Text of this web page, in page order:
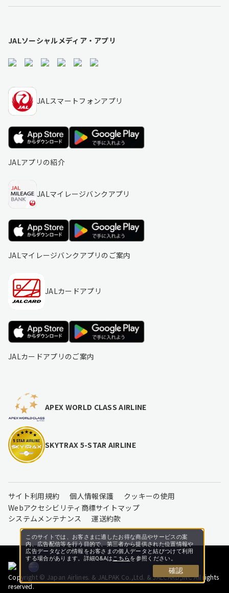
JALソーシャルメディア・アプリ
JALスマートフォンアプリ
JALアプリの紹介
JALマイレージバンクアプリ
JALマイレージバンクアプリのご案内
JALカードアプリ
JALカードアプリのご案内
APEX WORLD CLASS AIRLINE
SKYTRAX 5-STAR AIRLINE
サイト利用規約 個人情報保護
クッキーの使用
Webアクセシビリティ 商標サイトマップ
システムメンテナンス
運送約款
Copyright © Japan Airlines. & JALPAK Co.,Ltd. & JALCARD,INC All rights
reserved.
このサイトでは、お客さまに適したお得な商品やサービスの案
内、広告配信等を行う目的で、第三者から提供された位置情報や
広告データなどの情報をお客さまの個人データと結びつけて利用
する場合があります。詳細Q&Aはこちらを参照ください。
確認